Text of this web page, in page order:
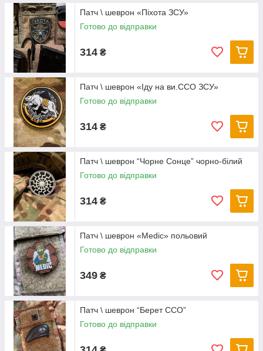
Патч \ шеврон «Піхота ЗСУ»
Готово до відправки
314 ₴
Патч \ шеврон «Іду на ви.ССО ЗСУ»
Готово до відправки
314 ₴
Патч \ шеврон “Чорне Сонце” чорно-білий
Готово до відправки
314 ₴
Патч \ шеврон «Medic» польовий
Готово до відправки
349 ₴
Патч \ шеврон “Берет ССО”
Готово до відправки